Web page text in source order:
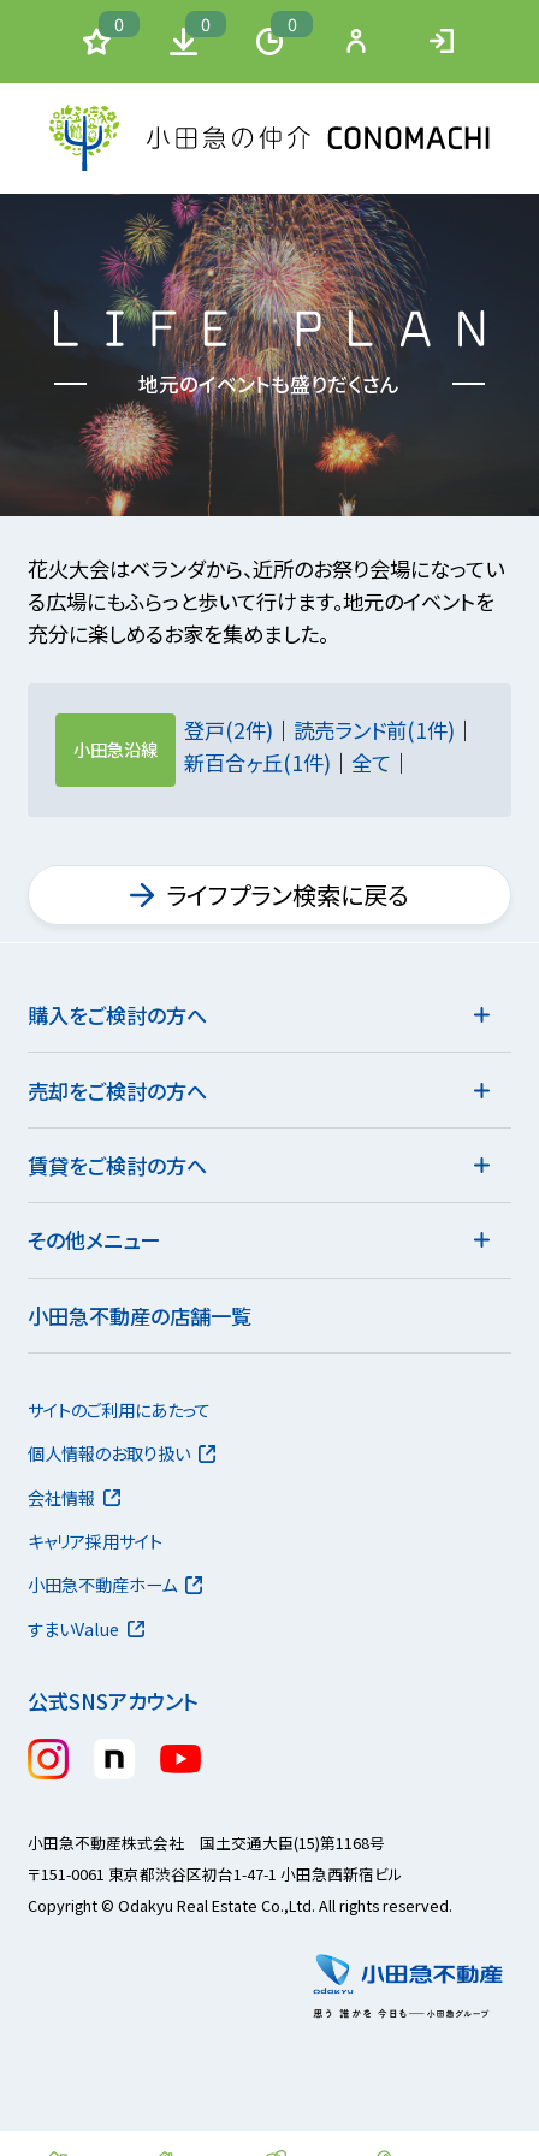
0 0 0
地元のイベントも盛りだくさん
花火大会はベランダから、近所のお祭り会場になってい
る広場にもふらっと歩いて行けます。地元のイベントを
充分に楽しめるお家を集めました。
小田急沿線
登戸(2件)
読売ランド前(1件)
新百合ヶ丘(1件)
全て
ライフプラン検索に戻る
購入をご検討の方へ
売却をご検討の方へ
賃貸をご検討の方へ
その他メニュー
小田急不動産の店舗一覧
公式SNSアカウント
サイトのご利用にあたって
個人情報のお取り扱い
会社情報
キャリア採用サイト
小田急不動産ホーム
すまいValue
小田急不動産株式会社 国土交通大臣(15)第1168号
〒151-0061 東京都渋谷区初台1-47-1 小田急西新宿ビル
Copyright © Odakyu Real Estate Co.,Ltd. All rights reserved.